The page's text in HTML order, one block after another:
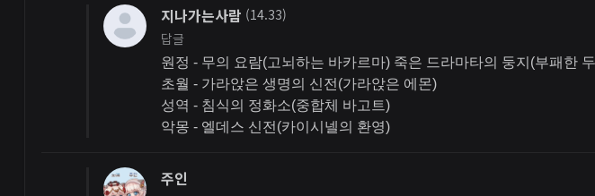
지나가는사람 (14.33)
답글
원정 - 무의 요람(고뇌하는 바카르마) 죽은 드라마타의 둥지(부패한
초월 - 가라앉은 생명의 신전(가라앉은 에몬)
성역 - 침식의 정화소(중합체 바고트)
악몽 - 엘데스 신전(카이시넬의 환영)
주인